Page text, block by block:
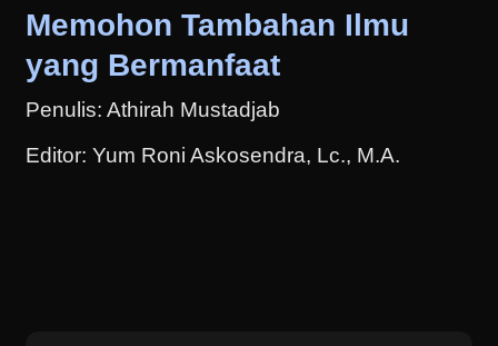
Memohon Tambahan Ilmu
yang Bermanfaat
Penulis: Athirah Mustadjab
Editor: Yum Roni Askosendra, Lc., M.A.